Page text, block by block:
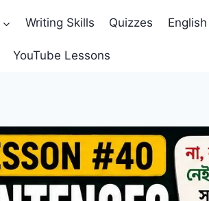
Writing Skills Quizzes
YouTube Lessons